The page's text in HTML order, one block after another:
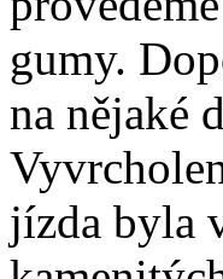
gumy.
na nějaké
jízda byla